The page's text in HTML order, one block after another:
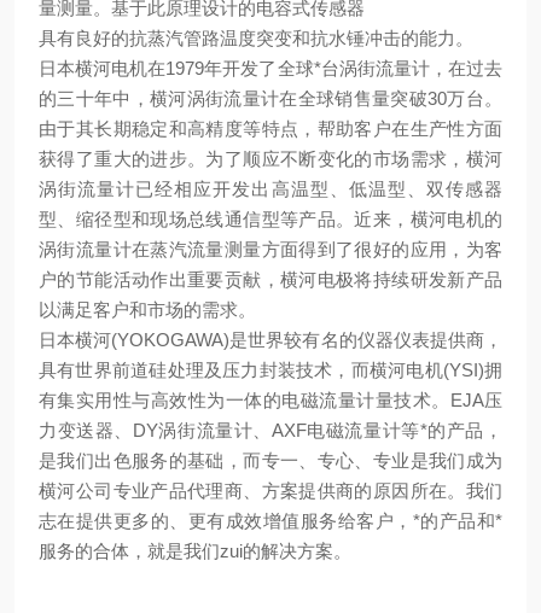
量测量。基于此原理设计的电容式传感器
具有良好的抗蒸汽管路温度突变和抗水锤冲击的能力。
日本横河电机在1979年开发了全球*台涡街流量计，在过去
的三十年中，横河涡街流量计在全球销售量突破30万台。
由于其长期稳定和高精度等特点，帮助客户在生产性方面
获得了重大的进步。为了顺应不断变化的市场需求，横河
涡街流量计已经相应开发出高温型、低温型、双传感器
型、缩径型和现场总线通信型等产品。近来，横河电机的
涡街流量计在蒸汽流量测量方面得到了很好的应用，为客
户的节能活动作出重要贡献，横河电极将持续研发新产品
以满足客户和市场的需求。
日本横河(YOKOGAWA)是世界较有名的仪器仪表提供商，
具有世界前道硅处理及压力封装技术，而横河电机(YSI)拥
有集实用性与高效性为一体的电磁流量计量技术。EJA压
力变送器、DY涡街流量计、AXF电磁流量计等*的产品，
是我们出色服务的基础，而专一、专心、专业是我们成为
横河公司专业产品代理商、方案提供商的原因所在。我们
志在提供更多的、更有成效增值服务给客户，*的产品和*
服务的合体，就是我们zui的解决方案。